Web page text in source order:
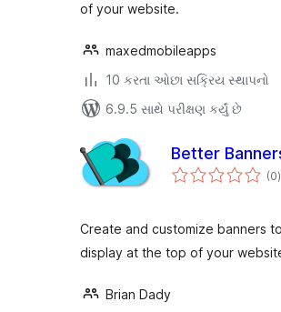
of your website.
maxedmobileapps
10 કરતા ઓછા સક્રિય સ્થાપનો
6.9.5 સાથે પરીક્ષણ કર્યું છે
Better
(0)
Create and customize banners to
display at the top of your
Brian Dady